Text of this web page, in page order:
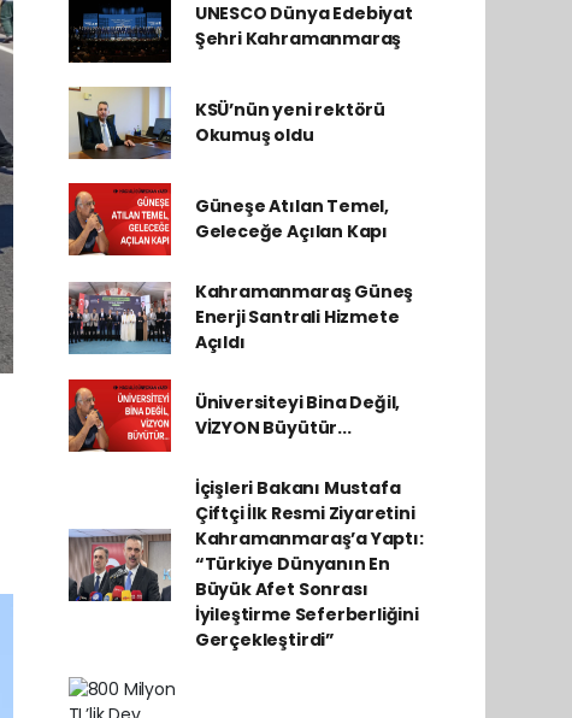
UNESCO Dünya Edebiyat
Şehri Kahramanmaraş
KSÜ’nün yeni rektörü
Okumuş oldu
Güneşe Atılan Temel,
Geleceğe Açılan Kapı
Kahramanmaraş Güneş
Enerji Santrali Hizmete
Açıldı
Üniversiteyi Bina Değil,
VİZYON Büyütür...
İçişleri Bakanı Mustafa
Çiftçi İlk Resmi Ziyaretini
Kahramanmaraş’a Yaptı:
“Türkiye Dünyanın En
Büyük Afet Sonrası
İyileştirme Seferberliğini
Gerçekleştirdi”